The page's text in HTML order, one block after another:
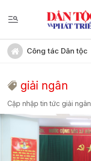
Công tác Dân tộc
giải ngân
Cập nhập tin tức giải ngân